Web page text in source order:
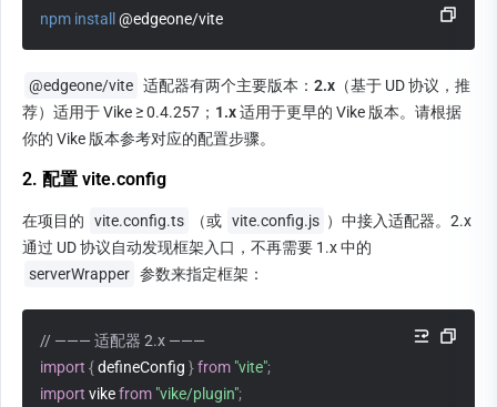
npm install @edgeone/vite
@edgeone/vite 适配器有两个主要版本： 2.x （基于 UD 协议，推
荐）适用于 Vike ≥ 0.4.257； 1.x 适用于更早的 Vike 版本。请根据
你的 Vike 版本参考对应的配置步骤。
2. 配置 vite.config
在项目的 vite.config.ts （或 vite.config.js ）中接入适配器。2.x
通过 UD 协议自动发现框架入口，不再需要 1.x 中的
serverWrapper 参数来指定框架：
// ——— 适配器 2.x ———
import { defineConfig }from "vite";
import vike from "vike/plugin";